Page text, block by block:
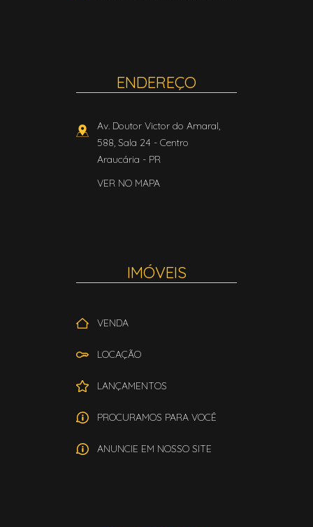
ENDEREÇO
Av. Doutor Victor do Amaral,
588, Sala 24 - Centro
Araucária - PR
VER NO MAPA
IMÓVEIS
VENDA
LOCAÇÃO
LANÇAMENTOS
PROCURAMOS PARA VOCÊ
ANUNCIE EM NOSSO SITE